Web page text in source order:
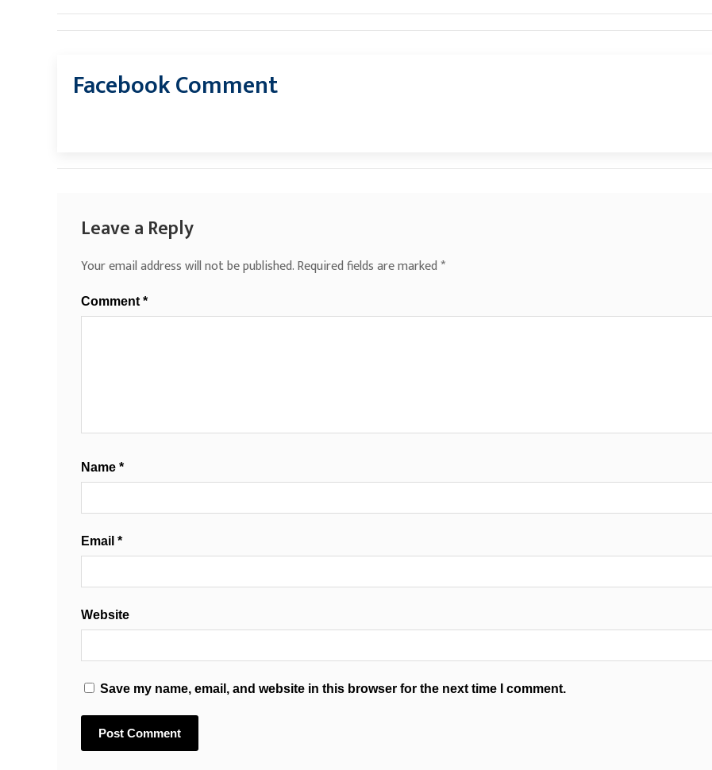
Facebook Comment
Leave a Reply
Your email address will not be published.Required fields are marked*
Comment *
Name *
Email *
Website
Save my name, email, and website in this browser for the next time I comment.